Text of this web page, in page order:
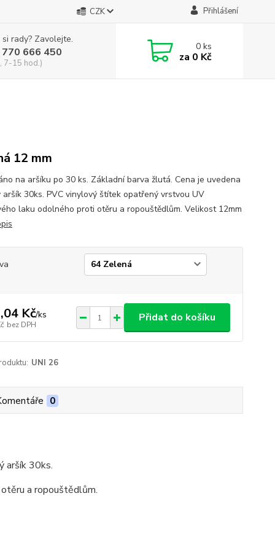
CZK Přihlášení
rady? Zavolejte.
666 450
7-15 hod.)
0ks
za 0 Kč
12 mm
na aršíku po 30 ks. Základní barva žlutá. Cena je uvedena
aršík 30ks. PVC vinylový štítek opatřený vrstvou UV
laku odolného proti otěru a ropouštědlům. Velikost 12mm
Kč/ks
bez DPH
Přidat do košíku
UNI 26
0
aršík 30ks.
a ropouštědlům.